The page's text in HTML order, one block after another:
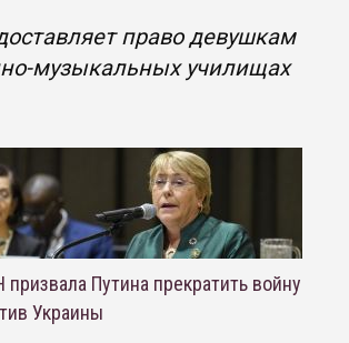
право девушкам
музыкальных училищах
Путина прекратить войну
Украины